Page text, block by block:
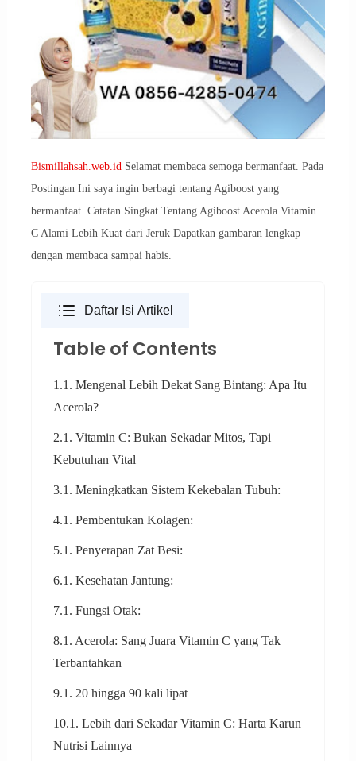
Bismillahsah.web.idSelamat membaca semoga bermanfaat. Pada
Postingan Ini saya ingin berbagi tentang Agiboost yang
bermanfaat. Catatan Singkat Tentang Agiboost Acerola Vitamin
C Alami Lebih Kuat dari Jeruk Dapatkan gambaran lengkap
dengan membaca sampai habis.
Daftar Isi Artikel
Table of Contents
1.1. Mengenal Lebih Dekat Sang Bintang: Apa Itu
Acerola?
2.1. Vitamin C: Bukan Sekadar Mitos, Tapi
Kebutuhan Vital
3.1. Meningkatkan Sistem Kekebalan Tubuh:
4.1. Pembentukan Kolagen:
5.1. Penyerapan Zat Besi:
6.1. Kesehatan Jantung:
7.1. Fungsi Otak:
8.1. Acerola: Sang Juara Vitamin C yang Tak
Terbantahkan
9.1. 20 hingga 90 kali lipat
10.1. Lebih dari Sekadar Vitamin C: Harta Karun
Nutrisi Lainnya